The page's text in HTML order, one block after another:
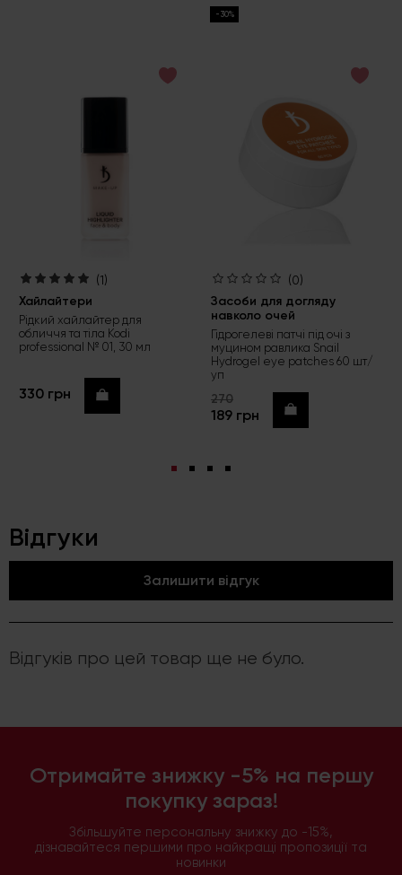
(1)
Хайлайтери
Рідкий хайлайтер для
обличчя та тіла Kodi
professional № 01, 30 мл
330 грн Купити
-30%
(0)
Засоби для догляду
навколо очей
Гідрогелеві патчі під очі з
муцином равлика Snail
Hydrogel eye patches 60 шт/
уп
270
189 грн Купити
Відгуки
Залишити відгук
Відгуків про цей товар ще не було.
Отримайте знижку -5% на першу
покупку зараз!
Збільшуйте персональну знижку до -15%,
дізнавайтеся першими про найкращі пропозиції та
новинки